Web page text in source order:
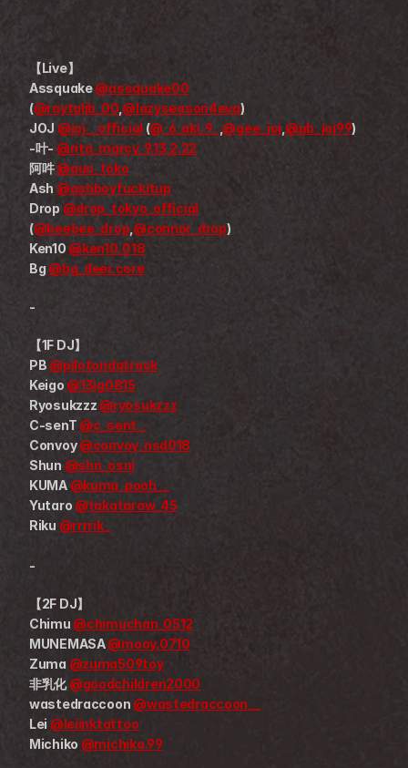
【Live】
Assquake @assquake00
(@raytalib_00 @lazyseason4eva)
JOJ @joj__official (@_6_aki_9_ @gee_joj @pb_joj99)
-叶- @rita_marcy_9.13.2.22
阿吽 @aun_toko
Ash @ashboyfuckitup
Drop @drop_tokyo_official
(@beebee_drop @connor_drop)
Ken10 @ken10_018
Bg @bg_deer.core
-
【1F DJ】
PB @pilotondatrack
Keigo @13ig0815
Ryosukzzz @ryosukzzz
C-senT @c_sent._
Convoy @convoy_nsd018
Shun @shn_osni
KUMA @kuma_pooh__
Yutaro @takataraw_45
Riku @rrrrik_
-
【2F DJ】
Chimu @chimuchan_0512
MUNEMASA @mooy.0710
Zuma @zuma509toy
非乳化 @goodchildren2000
wastedraccoon @wastedraccoon__
Lei @leiinktattoo
Michiko @michika.99